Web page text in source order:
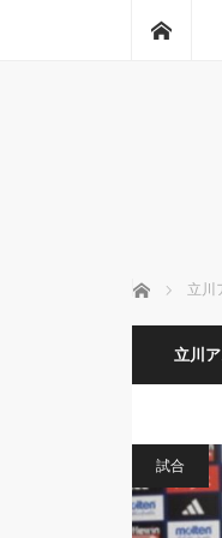
ホーム 立川
立川
試合